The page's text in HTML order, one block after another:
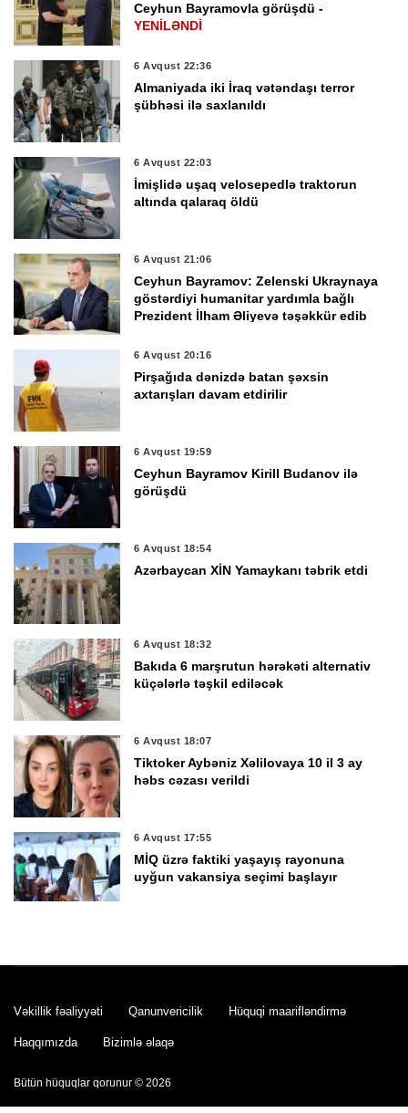
Ceyhun Bayramovla görüşdü -
YENİLƏNDİ
6 Avqust 22:36
Almaniyada iki İraq vətəndaşı terror
şübhəsi ilə saxlanıldı
6 Avqust 22:03
İmişlidə uşaq velosepedlə traktorun
altında qalaraq öldü
6 Avqust 21:06
Ceyhun Bayramov: Zelenski Ukraynaya
göstərdiyi humanitar yardımla bağlı
Prezident İlham Əliyevə təşəkkür edib
6 Avqust 20:16
Pirşağıda dənizdə batan şəxsin
axtarışları davam etdirilir
6 Avqust 19:59
Ceyhun Bayramov Kirill Budanov ilə
görüşdü
6 Avqust 18:54
Azərbaycan XİN Yamaykanı təbrik etdi
6 Avqust 18:32
Bakıda 6 marşrutun hərəkəti alternativ
küçələrlə təşkil ediləcək
6 Avqust 18:07
Tiktoker Aybəniz Xəlilovaya 10 il 3 ay
həbs cəzası verildi
6 Avqust 17:55
MİQ üzrə faktiki yaşayış rayonuna
uyğun vakansiya seçimi başlayır
Rusiya son sutka ərzində Ukraynaya
Vəkillik fəaliyyəti Qanunvericilik Hüquqi maarifləndirmə
Haqqımızda Bizimlə əlaqə
Bütün hüquqlar qorunur © 2026